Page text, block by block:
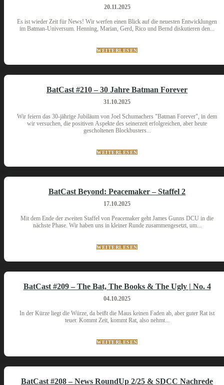
20.11.2025
Es ist wieder Zeit für News! Wir werfen einen Blick auf die neuesten Entwicklungen
im Batman-Universum. Henning, Marian, Gerd, Rico und Bernd diskutieren den...
WEITERLESEN
BatCast #210 – 30 Jahre Batman Forever
31.10.2025
Wir feiern das 30-jährige Jubiläum von Joel Schumachers "Batman Forever", in dem
wir versuchen, die positiven Aspekte des seinerzeit erfolgreichen, aber heute
gescholtenen Blockbusters...
WEITERLESEN
BatCast Beyond: Peacemaker – Staffel 2
17.10.2025
Mit dem Ende der zweiten Staffel von Peacemaker geht James Gunns DCU in die
nächste Phase. Wir haben uns in kleiner Runde zusammengesetzt, um...
WEITERLESEN
BatCast #209 – The Bat, The Books & The Ugly | No. 4
04.10.2025
In der Kürze liegt die Würze, da beißt die Maus keinen Faden ab, aber guter Rat ist
teuer. Kommt Zeit, kommt Rat, also nehmt...
WEITERLESEN
BatCast #208 – News RoundUp 2/25 & SDCC Nachrede